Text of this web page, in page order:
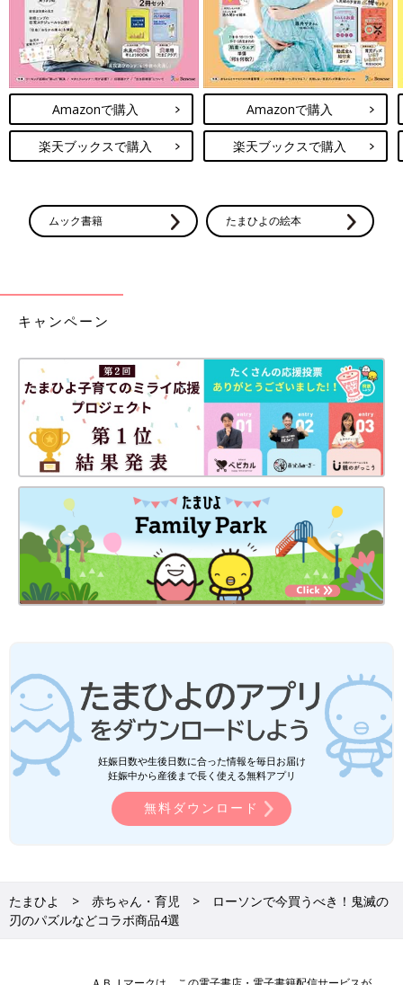
Amazonで購入
楽天ブックスで購入
Amazonで購入
楽天ブックスで購入
ムック書籍 たまひよの絵本
キャンペーン
妊娠日数や生後日数に合った情報を毎日お届け
妊娠中から産後まで長く使える無料アプリ
無料ダウンロード
たまひよ 赤ちゃん・育児
ローソンで今買うべき！鬼滅の
刃のパズルなどコラボ商品4選